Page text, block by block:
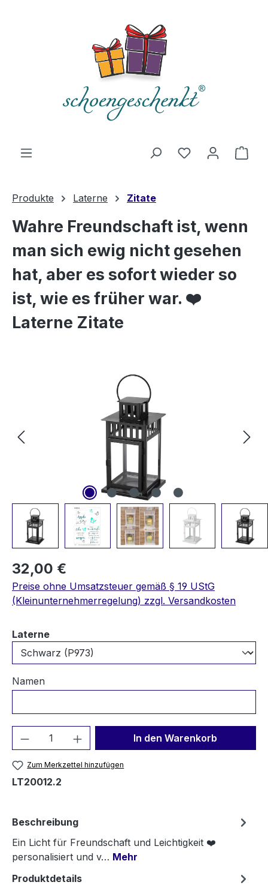
Du hast 0
Produkte Laterne Zitate
Wahre Freundschaft ist, wenn
man sich ewig nicht gesehen
hat, aber es sofort wieder so
ist, wie es früher war. ❤️
Laterne Zitate
Bildergalerie überspringen
32,00 €
Preise ohne Umsatzsteuer gemäß § 19 UStG
(Kleinunternehmerregelung) zzgl. Versandkosten
Laterneauswählen
Namen
Produkt Anzahl: Gib denIn den Warenkorb
Zum Merkzettel hinzufügen
LT20012.2
Beschreibung
Ein Licht für Freundschaft und Leichtigkeit ❤️
personalisiert und v… Mehr
Produktdetails